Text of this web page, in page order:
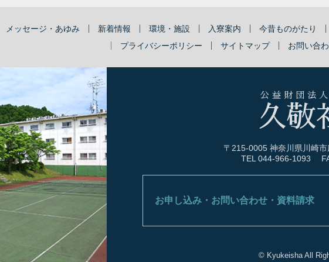
メッセージ・あゆみ 新着情報 環境・施設 入寮案内 今昔ものがたり
プライバシーポリシー
サイトマップ お問い合
公益財団法
久敬
〒215-0005 神奈川県川崎
TEL 044-966-1093
お申し込み・お問い合わせ・資料請求
© Kyukeisha All